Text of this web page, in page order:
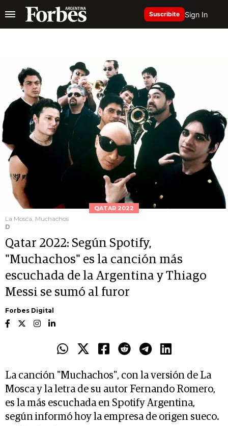
Suscribite Sign In
QATAR 2022
La Mosca, Muchachos
D
Qatar 2022: Según Spotify,
"Muchachos" es la canción más
escuchada de la Argentina y Thiago
Messi se sumó al furor
Forbes Digital
La canción "Muchachos", con la versión de La
Mosca y la letra de su autor Fernando Romero,
es la más escuchada en Spotify Argentina,
según informó hoy la empresa de origen sueco.